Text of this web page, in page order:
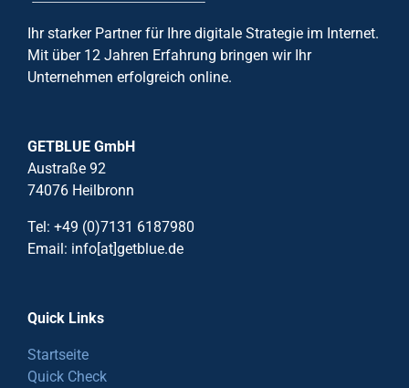
Ihr starker Partner für Ihre digitale Strategie im Internet.
Mit über 12 Jahren Erfahrung bringen wir Ihr
Unternehmen erfolgreich online.
GETBLUE GmbH
Austraße 92
74076 Heilbronn
Tel: +49 (0)7131 6187980
Email: info[at]getblue.de
Quick Links
Startseite
Quick Check